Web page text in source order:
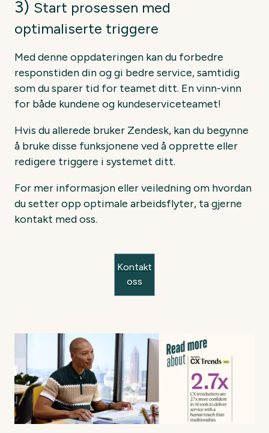
3) Start prosessen med
optimaliserte triggere
Med denne oppdateringen kan du forbedre
responstiden din og gi bedre service, samtidig
som du sparer tid for teamet ditt. En vinn-vinn
for både kundene og kundeserviceteamet!
Hvis du allerede bruker Zendesk, kan du begynne
å bruke disse funksjonene ved å opprette eller
redigere triggere i systemet ditt.
For mer informasjon eller veiledning om hvordan
du setter opp optimale arbeidsflyter, ta gjerne
kontakt med oss.
Kontakt
oss